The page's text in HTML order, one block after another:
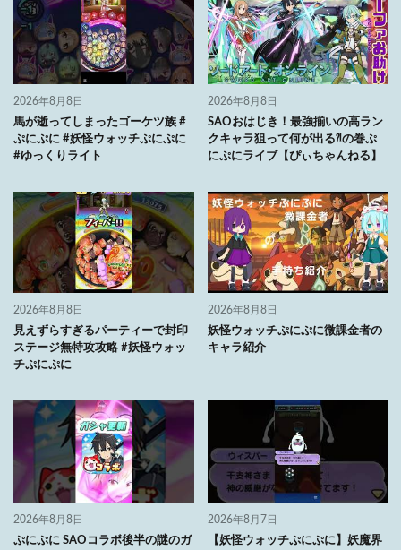
2026年8月8日
馬が逝ってしまったゴーケツ族 #
ぷにぷに #妖怪ウォッチぷにぷに
#ゆっくりライト
2026年8月8日
SAOおはじき！最強揃いの高ラン
クキャラ狙って何が出る⁈の巻ぷ
にぷにライブ【ぴぃちゃんねる】
2026年8月8日
見えずらすぎるパーティーで封印
ステージ無特攻攻略 #妖怪ウォッ
チぷにぷに
2026年8月8日
妖怪ウォッチぷにぷに微課金者の
キャラ紹介
2026年8月8日
ぷにぷに SAOコラボ後半の謎のガ
2026年8月7日
【妖怪ウォッチぷにぷに】妖魔界